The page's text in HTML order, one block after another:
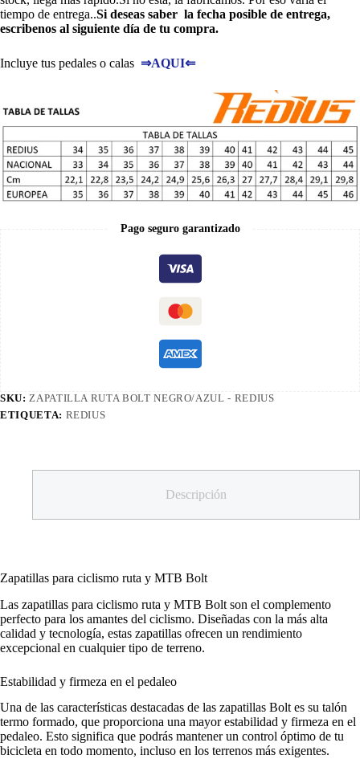
tiempo de entrega..Si deseas saber la fecha posible de entrega,
escribenos al siguiente día de tu compra.
Incluye tus pedales o calas ⇒AQUI⇐
Pago seguro garantizado
SKU:ZAPATILLA RUTA BOLT NEGRO/AZUL - REDIUS
ETIQUETA: REDIUS
Descripción
Zapatillas para ciclismo ruta y MTB Bolt
Las zapatillas para ciclismo ruta y MTB Bolt son el complemento
perfecto para los amantes del ciclismo. Diseñadas con la más alta
calidad y tecnología, estas zapatillas ofrecen un rendimiento
excepcional en cualquier tipo de terreno.
Estabilidad y firmeza en el pedaleo
Una de las características destacadas de las zapatillas Bolt es su talón
termo formado, que proporciona una mayor estabilidad y firmeza en el
pedaleo. Esto significa que podrás mantener un control óptimo de tu
bicicleta en todo momento, incluso en los terrenos más exigentes.